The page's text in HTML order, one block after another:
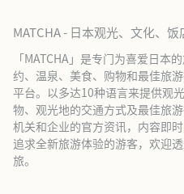
MATCHA - 日本观光、文化、
「MATCHA」是专门为喜爱日本
约、温泉、美食、购物和最佳旅
平台。以多达10种语言来提供观
物、观光地的交通方式及最佳旅
机关和企业的官方资讯，内容即
追求全新旅游体验的游客，欢迎
旅。